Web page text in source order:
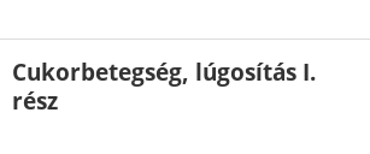
Cukorbetegség, lúgosítás I.
rész